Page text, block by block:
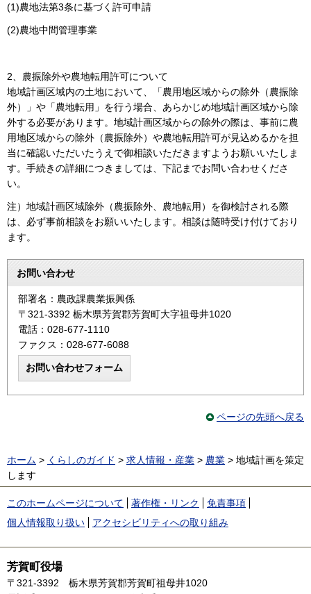
(1)農地法第3条に基づく許可申請
(2)農地中間管理事業
2、農振除外や農地転用許可について
地域計画区域内の土地において、「農用地区域からの除外（農振除
外）」や「農地転用」を行う場合、あらかじめ地域計画区域から除
外する必要があります。地域計画区域からの除外の際は、事前に農
用地区域からの除外（農振除外）や農地転用許可が見込めるかを担
当に確認いただいたうえで御相談いただきますようお願いいたしま
す。手続きの詳細につきましては、下記までお問い合わせくださ
い。
注）地域計画区域除外（農振除外、農地転用）を御検討される際
は、必ず事前相談をお願いいたします。相談は随時受け付けており
ます。
お問い合わせ
部署名：農政課農業振興係
〒321-3392 栃木県芳賀郡芳賀町大字祖母井1020
電話：028-677-1110
ファクス：028-677-6088
ページの先頭へ戻る
ホーム > くらしのガイド > 求人情報・産業 > 農業 > 地域計画を策定
します
このホームページについて 著作権・リンク
免責事項
個人情報取り扱い
アクセシビリティへの取り組み
芳賀町役場
〒321-3392
栃木県芳賀郡芳賀町祖母井1020